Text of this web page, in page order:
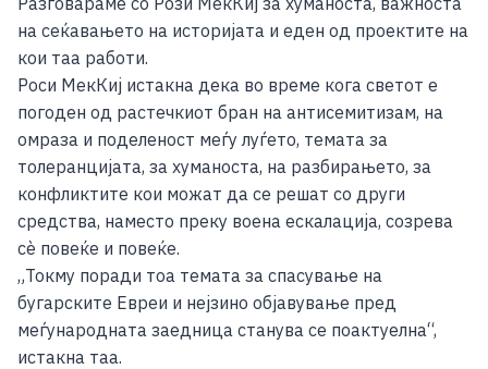
на сеќавањето на историјата и еден од проектите на
кои таа работи.
Роси МекКиј истакна дека во време кога светот е
погоден од растечкиот бран на антисемитизам, на
омраза и поделеност меѓу луѓето, темата за
толеранцијата, за хуманоста, на разбирањето, за
конфликтите кои можат да се решат со други
средства, наместо преку воена ескалација, созрева
сѐ повеќе и повеќе.
„Токму поради тоа темата за спасување на
бугарските Евреи и нејзино објавување пред
меѓународната заедница станува се поактуелна“,
истакна таа.